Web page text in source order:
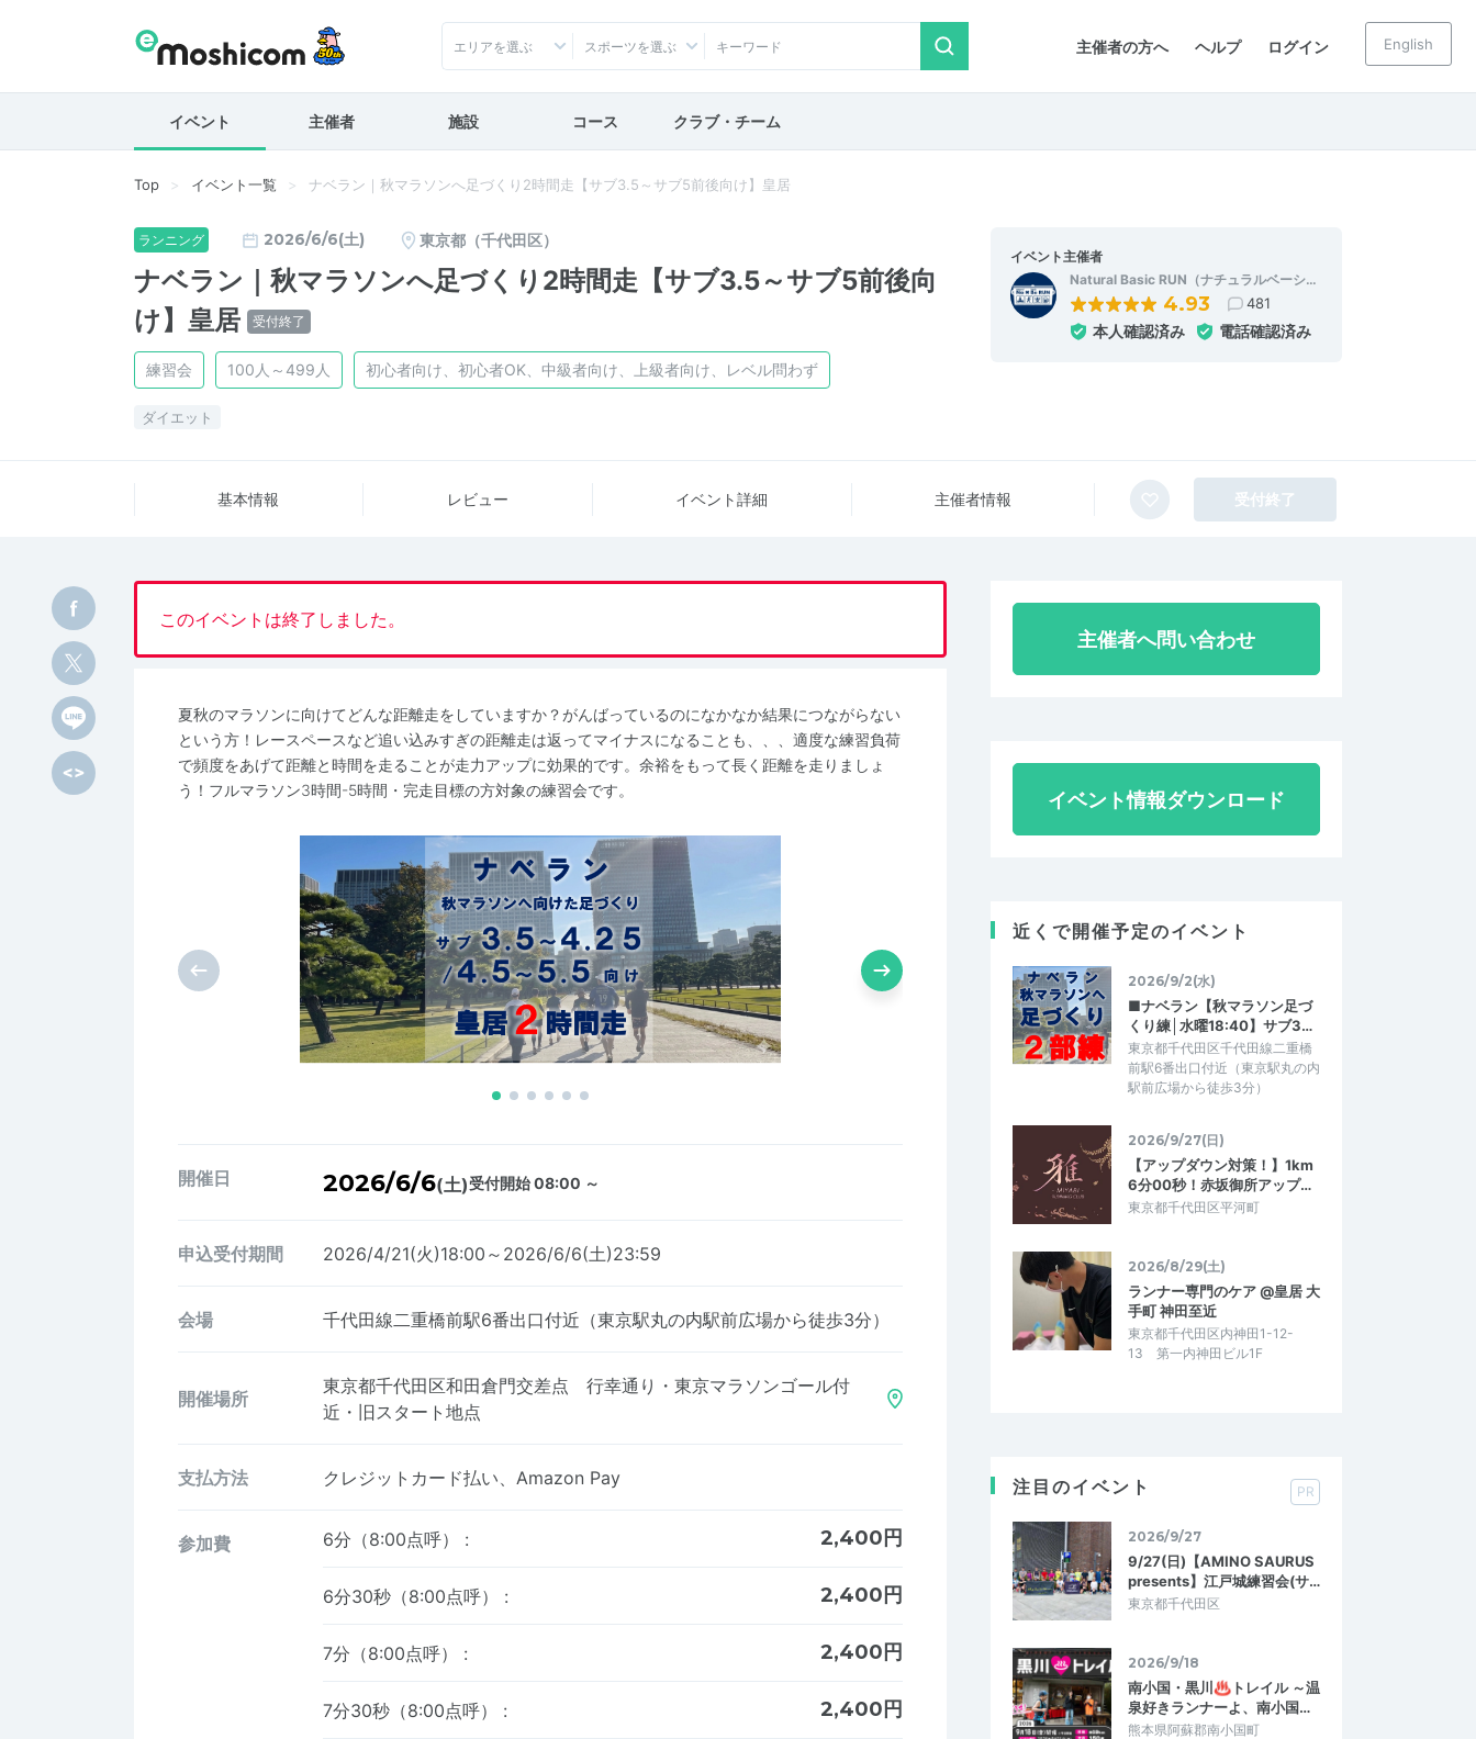
主催者の方へ ヘルプ ログイン
エリアを選ぶ スポーツを選ぶ English
イベント 主催者 施設 コース クラブ・チーム
Top イベント一覧 ナベラン｜秋マラソンへ足づくり2時間走【サブ3.5～サブ5前後向け】皇居
ランニング 2026/6/6(土) 東京都（千代田区）
ナベラン｜秋マラソンへ足づくり2時間走【サブ3.5～サブ5前後向
け】皇居
受付終了
練習会 100人～499人 初心者向け、初心者OK、中級者向け、上級者向け、レベル問わず
ダイエット
イベント主催者
Natural Basic RUN（ナチュラルベーシ…
4.93 481
本人確認済み 電話確認済み
基本情報 レビュー イベント詳細 主催者情報 受付終了
このイベントは終了しました。
夏秋のマラソンに向けてどんな距離走をしていますか？がんばっているのになかなか結果につながらない
という方！レースペースなど追い込みすぎの距離走は返ってマイナスになることも、、、適度な練習負荷
で頻度をあげて距離と時間を走ることが走力アップに効果的です。余裕をもって長く距離を走りましょ
う！フルマラソン3時間-5時間・完走目標の方対象の練習会です。
開催日 2026/6/6(土)受付開始 08:00 ～
申込受付期間 2026/4/21(火)18:00～2026/6/6(土)23:59
会場 千代田線二重橋前駅6番出口付近（東京駅丸の内駅前広場から徒歩3分）
開催場所
東京都千代田区和田倉門交差点 行幸通り・東京マラソンゴール付
近・旧スタート地点
支払方法 クレジットカード払い、Amazon Pay
参加費 6分（8:00点呼） : 2,400円
6分30秒（8:00点呼） : 2,400円
7分（8:00点呼） : 2,400円
7分30秒（8:00点呼） : 2,400円
主催者へ問い合わせ
イベント情報ダウンロード
近くで開催予定のイベント
2026/9/2(水)
■ナベラン【秋マラソン足づ
くり練│水曜18:40】サブ3…
東京都千代田区千代田線二重橋
前駅6番出口付近（東京駅丸の内
駅前広場から徒歩3分）
2026/9/27(日)
【アップダウン対策！】1km
6分00秒！赤坂御所アップ…
東京都千代田区平河町
2026/8/29(土)
ランナー専門のケア @皇居 大
手町 神田至近
東京都千代田区内神田1-12-
13 第一内神田ビル1F
注目のイベント PR
2026/9/27
9/27(日)【AMINO SAURUS
presents】江戸城練習会(サ…
東京都千代田区
2026/9/18
南小国・黒川♨トレイル ～温
泉好きランナーよ、南小国…
熊本県阿蘇郡南小国町